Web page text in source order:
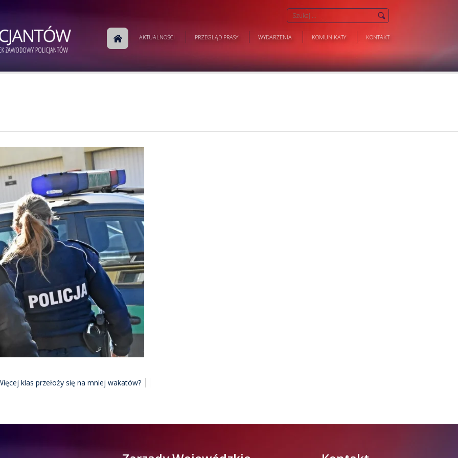
AKTUALNOŚCI PRZEGLĄD PRASY WYDARZENIA KOMUNIKATY KONTAKT
klas przełoży się na mniej wakatów?